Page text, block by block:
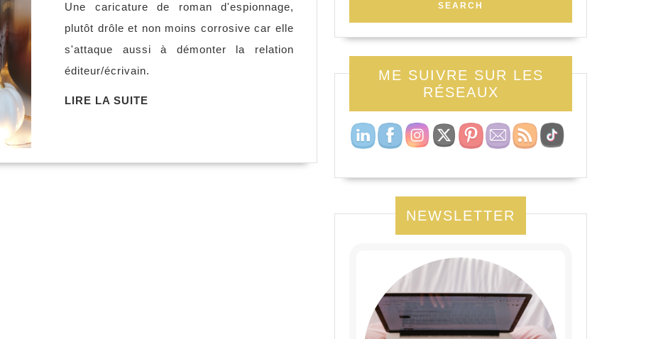
venait
du
livre,
Une caricature de roman d'espionnage,
plutôt drôle et non moins corrosive car elle
s'attaque aussi à démonter la relation
éditeur/écrivain.
LIRE LA SUITE
ME SUIVRE SUR LES
RÉSEAUX
NEWSLETTER